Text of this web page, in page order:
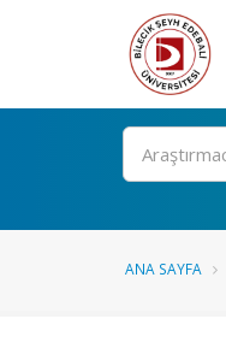
Ara
ANA SAYFA